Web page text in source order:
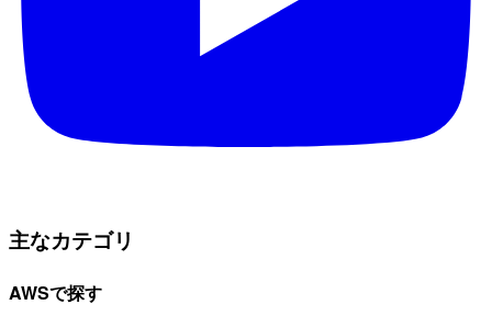
主なカテゴリ
AWSで探す